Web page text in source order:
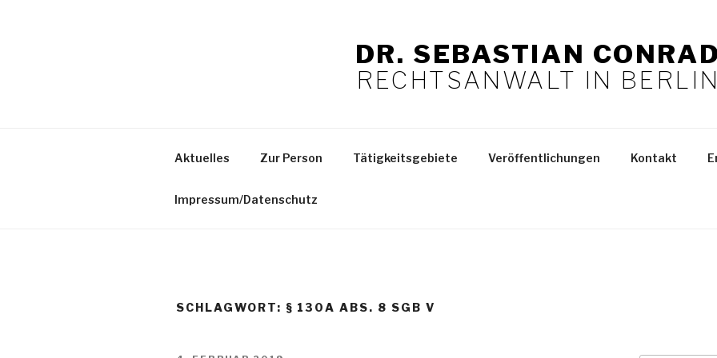
DR. SEBASTIAN CONRAD
RECHTSANWALT IN BERLIN
Aktuelles Zur Person Tätigkeitsgebiete Veröffentlichungen Kontakt
Impressum/Datenschutz
SCHLAGWORT: § 130A ABS. 8 SGB V